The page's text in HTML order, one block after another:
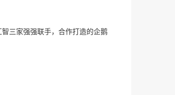
三家强强联手，合作打造的企鹅